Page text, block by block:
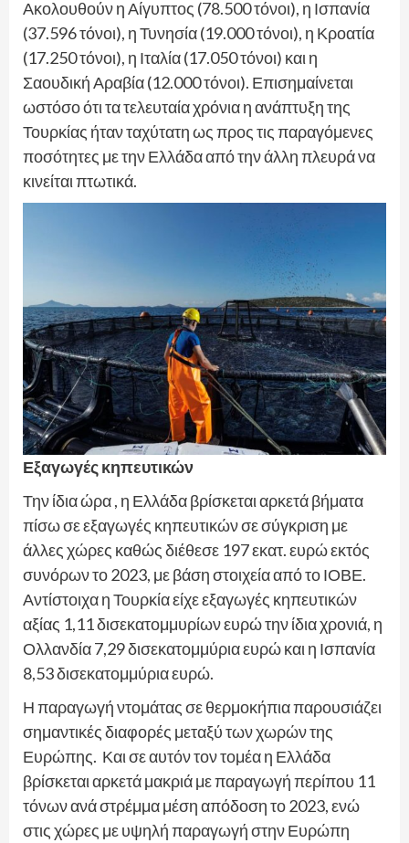
Ακολουθούν η Αίγυπτος (78.500 τόνοι), η Ισπανία
(37.596 τόνοι), η Τυνησία (19.000 τόνοι), η Κροατία
(17.250 τόνοι), η Ιταλία (17.050 τόνοι) και η
Σαουδική Αραβία (12.000 τόνοι). Επισημαίνεται
ωστόσο ότι τα τελευταία χρόνια η ανάπτυξη της
Τουρκίας ήταν ταχύτατη ως προς τις παραγόμενες
ποσότητες με την Ελλάδα από την άλλη πλευρά να
κινείται πτωτικά.
Εξαγωγές κηπευτικών
Την ίδια ώρα , η Ελλάδα βρίσκεται αρκετά βήματα
πίσω σε εξαγωγές κηπευτικών σε σύγκριση με
άλλες χώρες καθώς διέθεσε 197 εκατ. ευρώ εκτός
συνόρων το 2023, με βάση στοιχεία από το ΙΟΒΕ.
Αντίστοιχα η Τουρκία είχε εξαγωγές κηπευτικών
αξίας 1,11 δισεκατομμυρίων ευρώ την ίδια χρονιά, η
Ολλανδία 7,29 δισεκατομμύρια ευρώ και η Ισπανία
8,53 δισεκατομμύρια ευρώ.
Η παραγωγή ντομάτας σε θερμοκήπια παρουσιάζει
σημαντικές διαφορές μεταξύ των χωρών της
Ευρώπης. Και σε αυτόν τον τομέα η Ελλάδα
βρίσκεται αρκετά μακριά με παραγωγή περίπου 11
τόνων ανά στρέμμα μέση απόδοση το 2023, ενώ
στις χώρες με υψηλή παραγωγή στην Ευρώπη